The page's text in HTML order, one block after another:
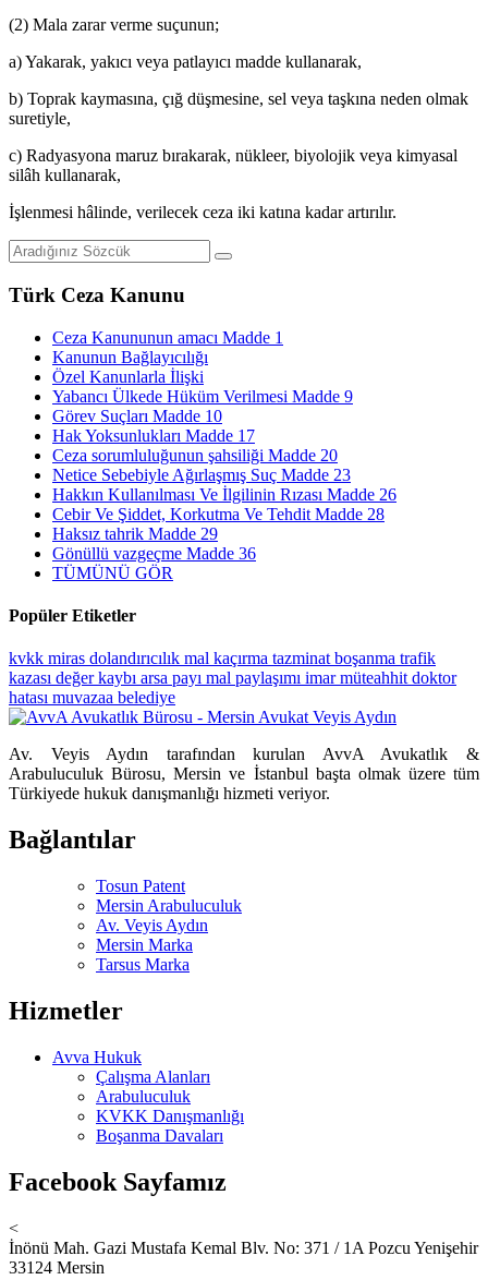
(2) Mala zarar verme suçunun;
a) Yakarak, yakıcı veya patlayıcı madde kullanarak,
b) Toprak kaymasına, çığ düşmesine, sel veya taşkına neden olmak
suretiyle,
c) Radyasyona maruz bırakarak, nükleer, biyolojik veya kimyasal
silâh kullanarak,
İşlenmesi hâlinde, verilecek ceza iki katına kadar artırılır.
Türk Ceza Kanunu
Ceza Kanununun amacı Madde 1
Kanunun Bağlayıcılığı
Özel Kanunlarla İlişki
Yabancı Ülkede Hüküm Verilmesi Madde 9
Görev Suçları Madde 10
Hak Yoksunlukları Madde 17
Ceza sorumluluğunun şahsiliği Madde 20
Netice Sebebiyle Ağırlaşmış Suç Madde 23
Hakkın Kullanılması Ve İlgilinin Rızası Madde 26
Cebir Ve Şiddet, Korkutma Ve Tehdit Madde 28
Haksız tahrik Madde 29
Gönüllü vazgeçme Madde 36
TÜMÜNÜ GÖR
Popüler Etiketler
kvkk miras dolandırıcılık mal kaçırma tazminat boşanma trafik
kazası değer kaybı arsa payı mal paylaşımı imarmüteahhit doktor
hatası muvazaa belediye
Av. Veyis Aydın tarafından kurulan AvvA Avukatlık &
Arabuluculuk Bürosu, Mersin ve İstanbul başta olmak üzere tüm
Türkiyede hukuk danışmanlığı hizmeti veriyor.
Bağlantılar
Tosun Patent
Mersin Arabuluculuk
Av. Veyis Aydın
Mersin Marka
Tarsus Marka
Hizmetler
Avva Hukuk
Çalışma Alanları
Arabuluculuk
KVKK Danışmanlığı
Boşanma Davaları
Facebook Sayfamız
<
İnönü Mah. Gazi Mustafa Kemal Blv. No: 371 / 1A Pozcu Yenişehir
33124 Mersin